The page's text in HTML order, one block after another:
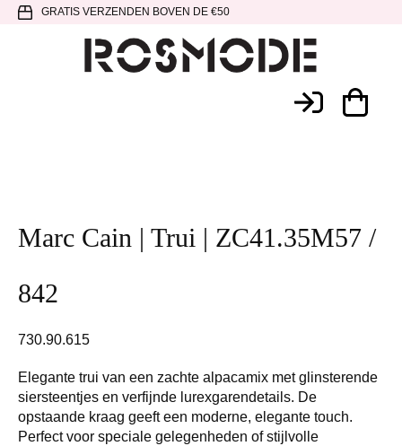
Spring
hoofdnavigatie
Door
SpringGRATIS VERZENDEN BOVEN DE €50
Marc Cain | Trui | ZC41.35M57 /
842
730.90.615
Elegante trui van een zachte alpacamix met glinsterende
siersteentjes en verfijnde lurexgarendetails. De
opstaande kraag geeft een moderne, elegante touch.
Perfect voor speciale gelegenheden of stijlvolle